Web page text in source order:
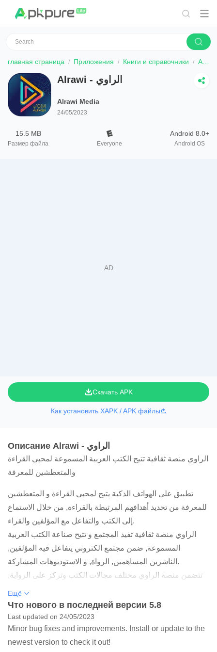
главная страница Приложения Книги и справочники
Alrawi - الراوي
Alrawi Media
24/05/2023
15.5 MB
Размер файла Everyone
Android 8.0+
Android OS
Скачать APK
Как установить XAPK / APK файлы
Oписание Alrawi - الراوي
الراوي منصة ثقافية تتيح الكتب العربية المسموعة لمحبي القراءة
والمتعطشين للمعرفة
تطبيق على الهواتف الذكية يتيح لمحبي القراءة و المتعطشين
للمعرفة من تحديد أهدافهم المرتبطة بالقراءة, من خلال الاستماع
إلى الكتب والتفاعل مع المؤلفين والقراء.
الراوي منصة ثقافية تفيد المجتمع و تتيح صناعة الكتب العربية
المسموعة, ضمن مجتمع الكتروني يتفاعل فيه المؤلفين,
الناشرين المساهمين, الرواة, و الاستوديوهات المشاركة.
تتضمن منصة الراوي مختلف مجالات الكتب وتركز على الرواية,
كل ما عليك هو تحميل التطبيق, الاشتراك, والاستماع للكتب
رحلة الألف ميل تبدأ بخطوة ..
سيساعدك الراوي في أن تبدأ هذه الرحلة; حيث سيكون التطبيق
Ещё
Что нового в последней версии 5.8
Last updated on 24/05/2023
Minor bug fixes and improvements. Install or update to the
newest version to check it out!